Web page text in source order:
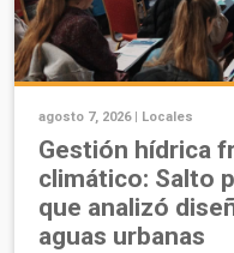
agosto 7, 2026 | Locales
Gestión hídrica
climático: Salto
que analizó
aguas urbanas